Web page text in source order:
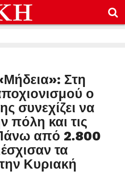
Στη
ο
συνεχίζει να
πόλη και τις
από 2.800
τα
Κυριακή